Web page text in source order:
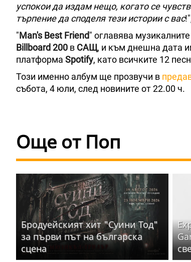
успокои да издам нещо, когато се
търпение да споделя тези истории с вас
"Man's Best Friend" оглавява
Billboard 200 в САЩ, и към днешна дата
платформа Spotify, като всичките 12
Този именно албум ще прозвучи в
събота, 4 юли, след новините от 22.00 ч.
Още от Поп
Бродуейският хит "Суини Тод"
за първи път на българска
сцена